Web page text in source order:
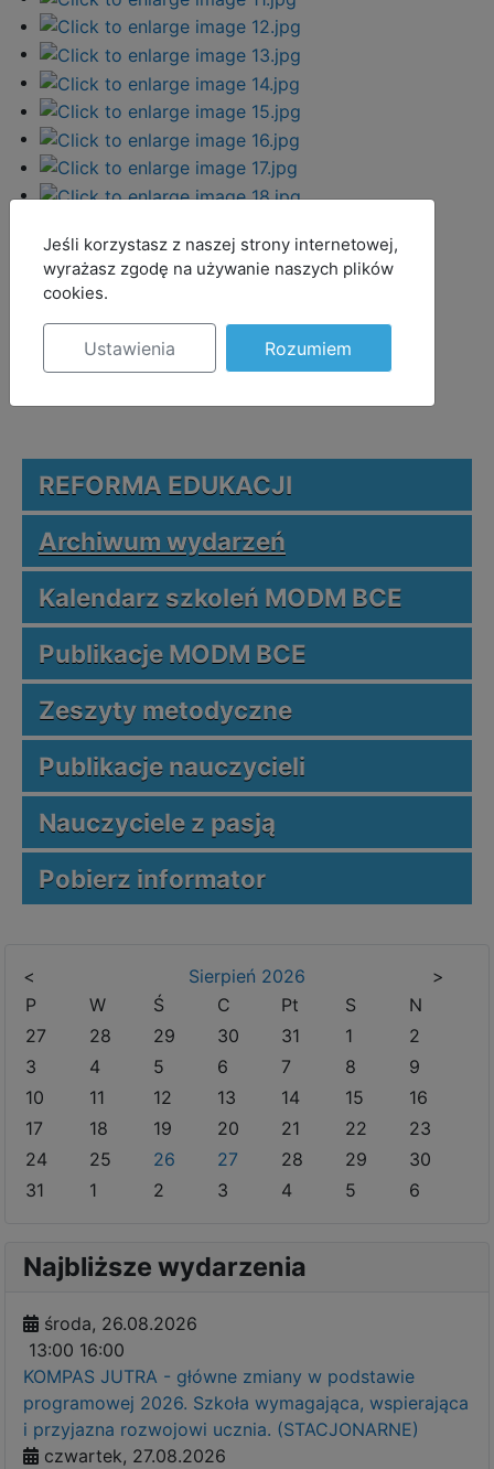
REFORMA EDUKACJI
Archiwum wydarzeń
Kalendarz szkoleń MODM BCE
Publikacje MODM BCE
Zeszyty metodyczne
Publikacje nauczycieli
Nauczyciele z pasją
Pobierz informator
< Sierpień 2026
>
P
W Ś C Pt S
N
27
28 29 30 31 1
2
3
4 5 6 7 8
9
10
11 12 13 14 15
16
17
18 19 20 21 22
23
24
25 26 27 28 29
30
31
1 2 3 4 5 6
Najbliższe wydarzenia
środa, 26.08.2026
13:00 16:00
KOMPAS JUTRA - główne zmiany w podstawie
programowej 2026. Szkoła wymagająca, wspierająca
i przyjazna rozwojowi ucznia. (STACJONARNE)
czwartek, 27.08.2026
MOD_JBCOOKIES_LANG_HEADER_DEFAULT
Jeśli korzystasz z naszej strony internetowej,
wyrażasz zgodę na używanie naszych plików
cookies.
Ustawienia Rozumiem